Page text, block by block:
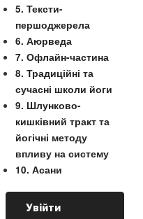
5. Тексти-
першоджерела
6. Аюрведа
7. Офлайн-частина
8. Традиційні та
сучасні школи йоги
9. Шлунково-
кишківний тракт та
йогічні методу
впливу на систему
10. Асани
Увійти